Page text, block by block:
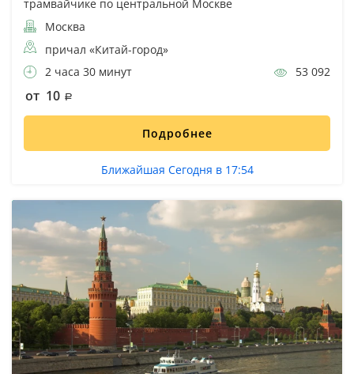
трамвайчике по центральной Москве
Москва
причал «Китай-город»
2 часа 30 минут
53 092
от 10
Подробнее
Ближайшая Сегодня в 17:54